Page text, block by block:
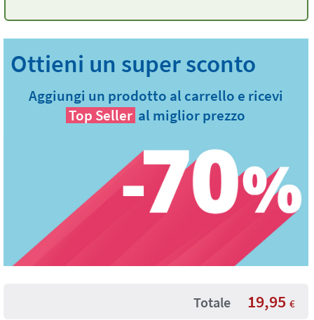
Aggiungi un prodotto al carrello e ricevi
Top Seller al miglior prezzo
Totale 19,95 €